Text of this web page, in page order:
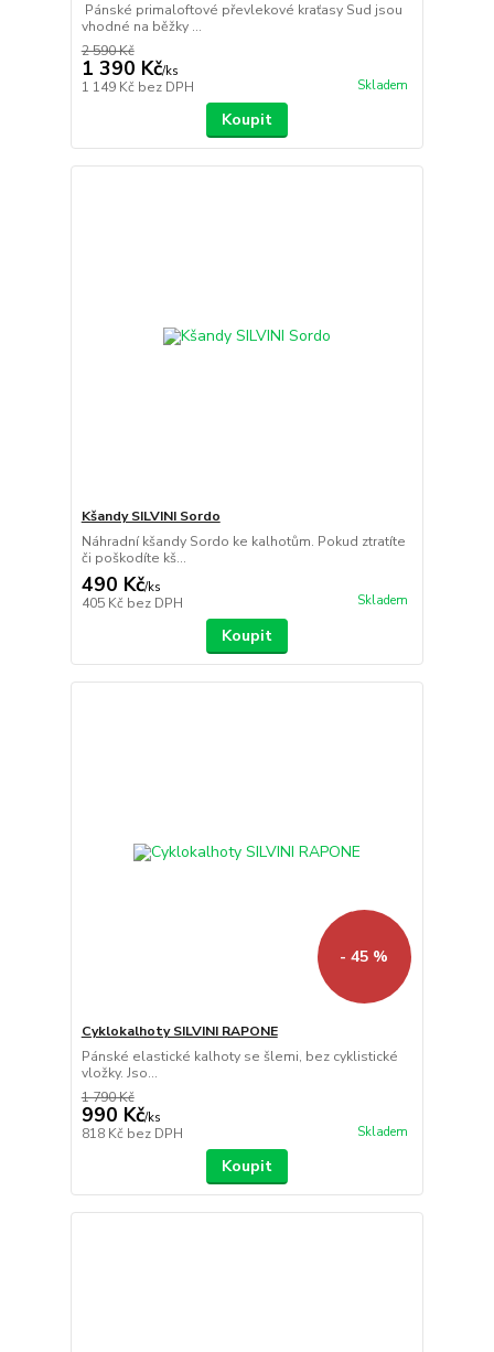
Pánské primaloftové převlekové kraťasy Sud jsou
vhodné na běžky ...
2 590 Kč
1 390 Kč/ks
1 149 Kč bez DPH Skladem
Koupit
Kšandy SILVINI Sordo
Náhradní kšandy Sordo ke kalhotům. Pokud ztratíte
či poškodíte kš...
490 Kč/ks
405 Kč bez DPH Skladem
Koupit
- 45 %
Cyklokalhoty SILVINI RAPONE
Pánské elastické kalhoty se šlemi, bez cyklistické
vložky. Jso...
1 790 Kč
990 Kč/ks
818 Kč bez DPH Skladem
Koupit